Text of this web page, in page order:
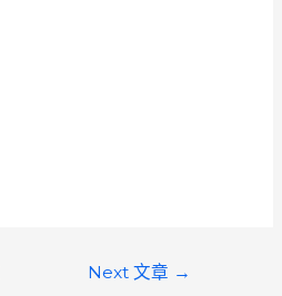
Next 文章 →